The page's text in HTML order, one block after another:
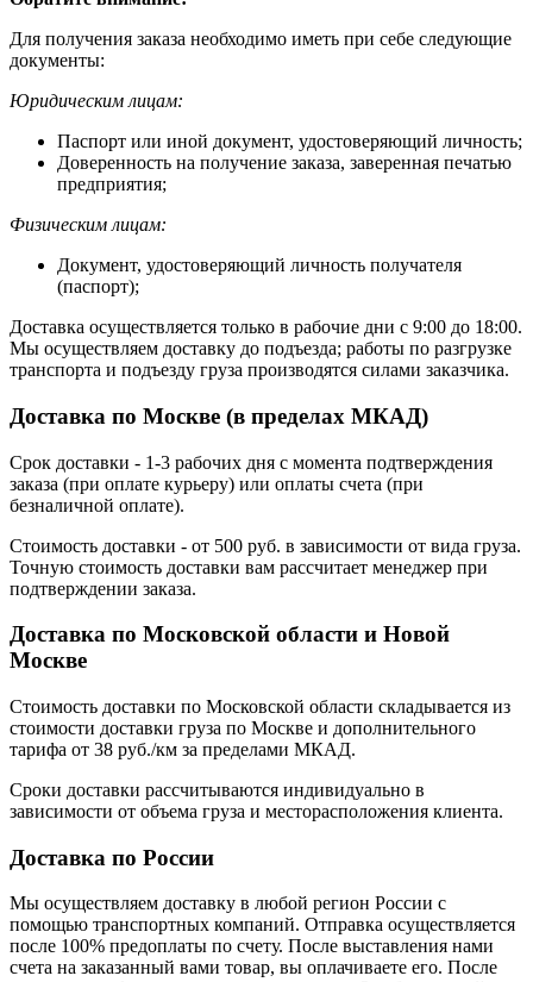
Для получения заказа необходимо иметь при себе следующие
документы:
Юридическим лицам:
Паспорт или иной документ, удостоверяющий личность;
Доверенность на получение заказа, заверенная печатью
предприятия;
Физическим лицам:
Документ, удостоверяющий личность получателя
(паспорт);
Доставка осуществляется только в рабочие дни с 9:00 до 18:00.
Мы осуществляем доставку до подъезда; работы по разгрузке
транспорта и подъезду груза производятся силами заказчика.
Доставка по Москве (в пределах МКАД)
Срок доставки - 1-3 рабочих дня с момента подтверждения
заказа (при оплате курьеру) или оплаты счета (при
безналичной оплате).
Стоимость доставки - от 500 руб. в зависимости от вида груза.
Точную стоимость доставки вам рассчитает менеджер при
подтверждении заказа.
Доставка по Московской области и Новой
Москве
Стоимость доставки по Московской области складывается из
стоимости доставки груза по Москве и дополнительного
тарифа от 38 руб./км за пределами МКАД.
Сроки доставки рассчитываются индивидуально в
зависимости от объема груза и месторасположения клиента.
Доставка по России
Мы осуществляем доставку в любой регион России с
помощью транспортных компаний. Отправка осуществляется
после 100% предоплаты по счету. После выставления нами
счета на заказанный вами товар, вы оплачиваете его. После